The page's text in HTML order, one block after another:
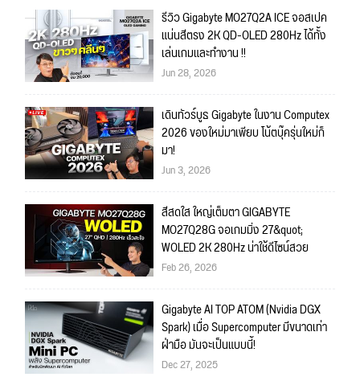
รีวิว Gigabyte MO27Q2A ICE จอสเปค
แน่นสีตรง 2K QD-OLED 280Hz ได้ทั้ง
เล่นเกมและทำงาน !!
Jun 28, 2026
เดินทัวร์บูธ Gigabyte ในงาน Computex
2026 ของใหม่มาเพียบ โน้ตบุ๊ครุ่นใหม่ก็
มา!
Jun 3, 2026
สีสดใส ใหญ่เต็มตา GIGABYTE
MO27Q28G จอเกมมิ่ง 27&quot;
WOLED 2K 280Hz น่าใช้ดีไซน์สวย
Feb 26, 2026
Gigabyte AI TOP ATOM (Nvidia DGX
Spark) เมื่อ Supercomputer มีขนาดเท่า
ฝ่ามือ มันจะเป็นแบบนี้!
Dec 27, 2025